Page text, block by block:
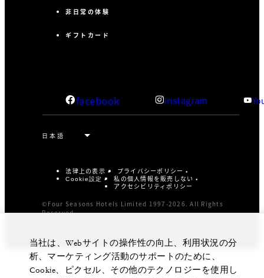
非日常の体験
ギフトカード
facebook Instagram
法律上の表示 プライバシーポリシー
Cookie設定
私の個人情報を販売しない
アクセシビリティポリシー
©Four Seasons Hotels Limited 1997-2026. All Rights
Reserved.
当社は、Webサイトの操作性の向上、利用状況の分
析、マーケティング活動のサポートのために、
Cookie、ピクセル、その他のテクノロジーを使用し